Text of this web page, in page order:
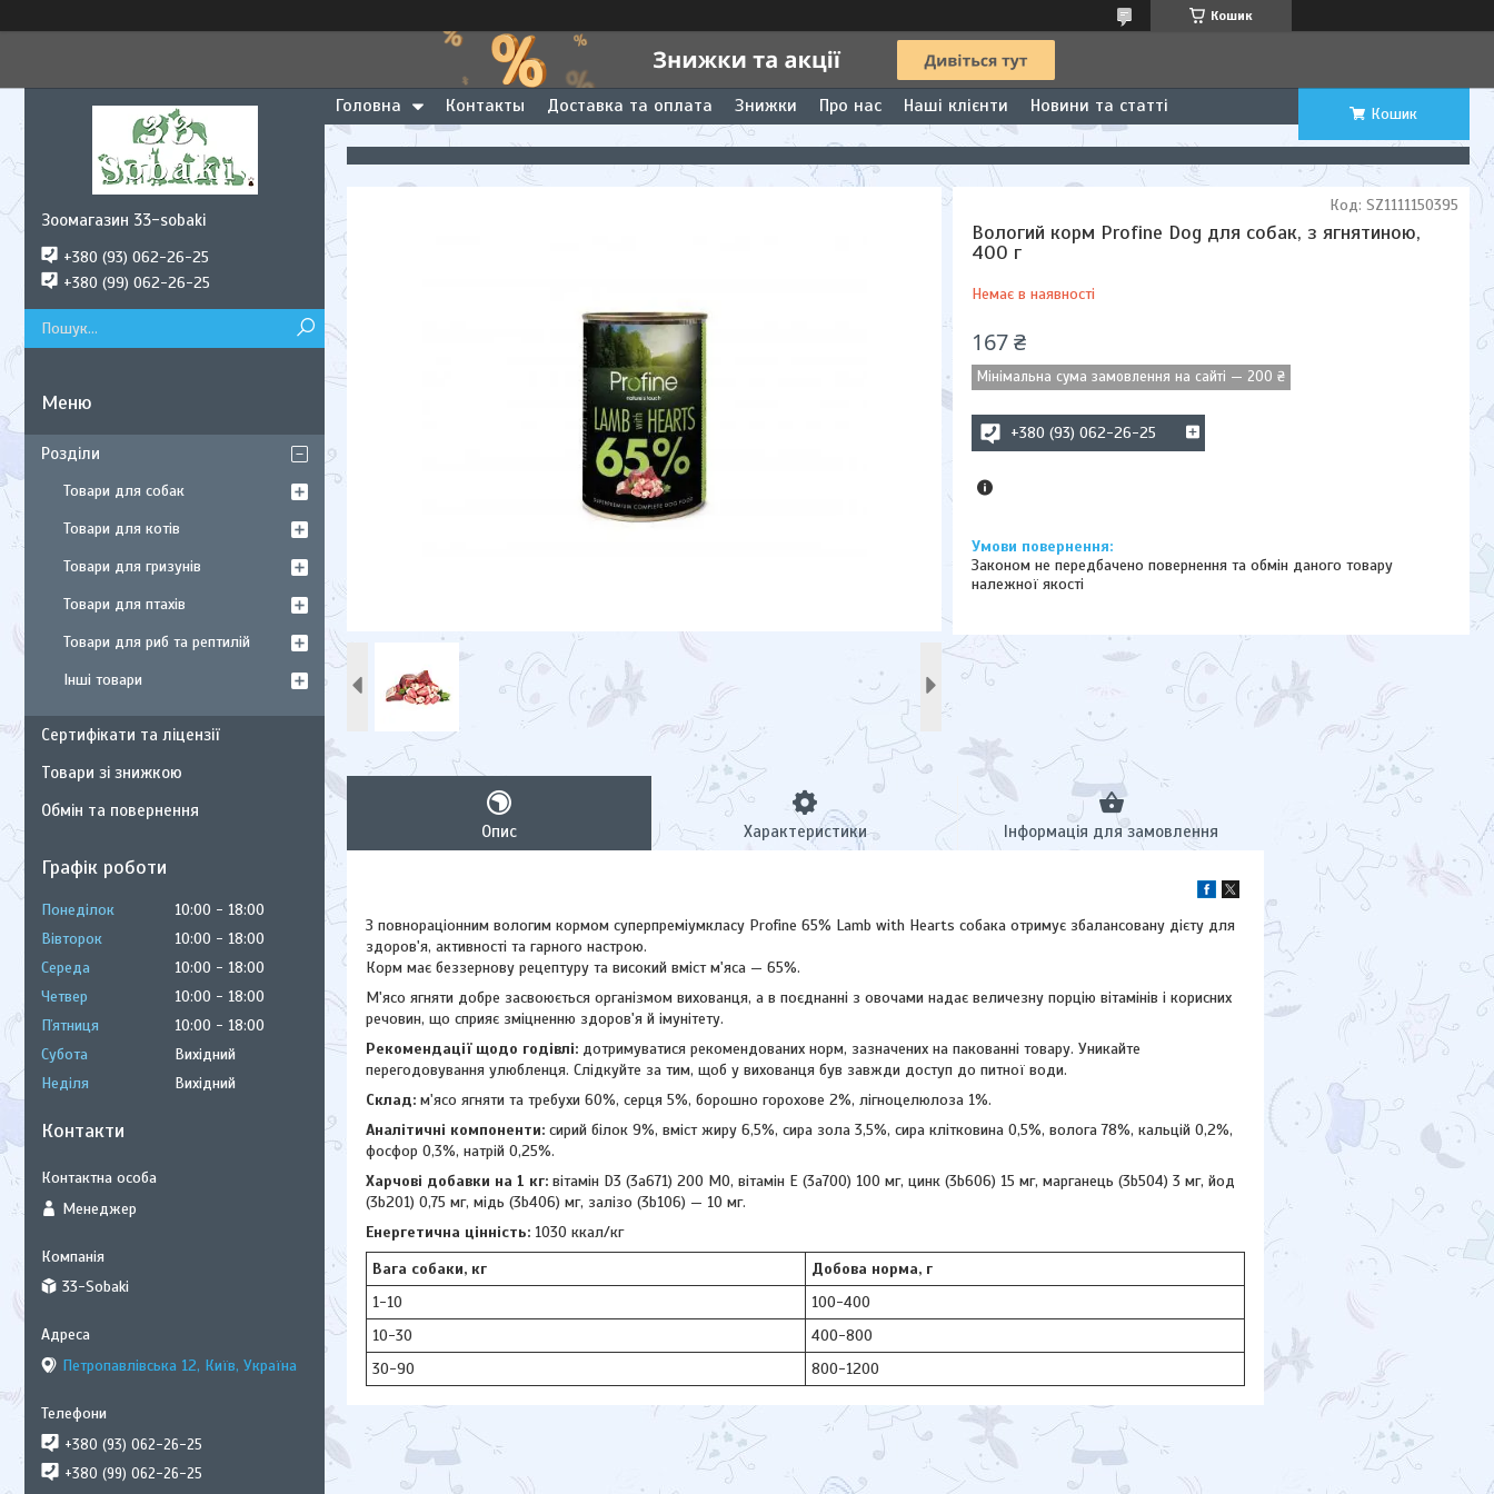
Кошик
Головна Контакты Доставка та оплата Знижки Про нас Наші клієнти Новини та статті Кошик
Вологий корм Profine Dog для собак, з ягнятиною,
400 г
Немає в наявності
Код: SZ1111150395
167 ₴
Мінімальна сума замовлення на сайті — 200 ₴
+380 (93) 062-26-25
Законом не передбачено повернення та обмін даного товару
належної якості
Опис Характеристики Інформація для замовлення
З повнораціонним вологим кормом суперпреміумкласу Profine 65% Lamb with Hearts собака отримує збалансовану дієту для
здоров'я, активності та гарного настрою.
Корм має беззернову рецептуру та високий вміст м'яса — 65%.
М'ясо ягняти добре засвоюється організмом вихованця, а в поєднанні з овочами надає величезну порцію вітамінів і корисних
речовин, що сприяє зміцненню здоров'я й імунітету.
Рекомендації щодо годівлі: дотримуватися рекомендованих норм, зазначених на пакованні товару. Уникайте
перегодовування улюбленця. Слідкуйте за тим, щоб у вихованця був завжди доступ до питної води.
Склад: м'ясо ягняти та требухи 60%, серця 5%, борошно горохове 2%, лігноцелюлоза 1%.
Аналітичні компоненти: сирий білок 9%, вміст жиру 6,5%, сира зола 3,5%, сира клітковина 0,5%, волога 78%, кальцій 0,2%,
фосфор 0,3%, натрій 0,25%.
Харчові добавки на 1 кг: вітамін D3 (3a671) 200 МО, вітамін Е (3a700) 100 мг, цинк (3b606) 15 мг, марганець (3b504) 3 мг, йод
(3b201) 0,75 мг, мідь (3b406) мг, залізо (3b106) — 10 мг.
Енергетична цінність: 1030 ккал/кг
Вага собаки, кг
Добова норма, г
1-10
100-400
10-30
400-800
30-90
800-1200
Зоомагазин 33-sobaki
+380 (93) 062-26-25
+380 (99) 062-26-25
Розділи
Товари для собак
Товари для котів
Товари для гризунів
Товари для птахів
Товари для риб та рептилій
Інші товари
Сертифікати та ліцензії
Товари зі знижкою
Обмін та повернення
Графік роботи
Понеділок 10:00
18:00
Вівторок
10:00
18:00
Середа
10:00
18:00
Четвер
10:00
18:00
Пʼятниця
10:00
18:00
Субота
Вихідний
Неділя
Вихідний
Контакти
Менеджер
33-Sobaki
Петропавлівська 12, Київ, Україна
+380 (93) 062-26-25
+380 (99) 062-26-25